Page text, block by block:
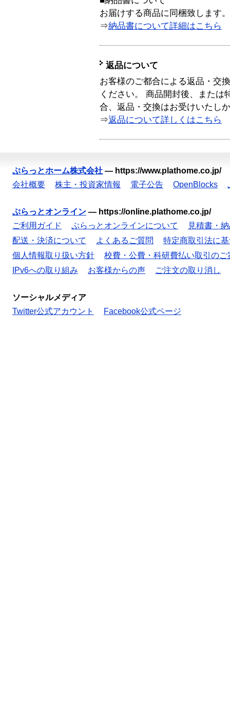
お届けする商品に同梱致します。
⇒納品書について詳細はこちら
返品について
お客様のご都合による返品・交
ください。 商品開封後、または
合、返品・交換はお受けいたし
⇒返品について詳しくはこちら
ぷらっとホーム株式会社 — https://www.plathome.co.jp/
会社概要
株主・投資家情報 電子公告 OpenBlocks
ぷらっとオンライン — https://online.plathome.co.jp/
ご利用ガイド
ぷらっとオンラインについて
見積書・
配送・決済について
よくあるご質問
特定商取引法に
個人情報取り扱い方針
校費・公費・科研費払い取引のご
IPv6への取り組み
お客様からの声 ご注文の取り消し
ソーシャルメディア
Twitter公式アカウント
Facebook公式ページ